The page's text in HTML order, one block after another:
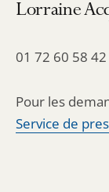
Lorraine
01 72 60 58
Pour les
Service de